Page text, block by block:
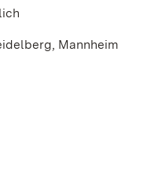
Mannheim